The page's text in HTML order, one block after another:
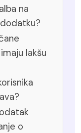
na
lakšu
o